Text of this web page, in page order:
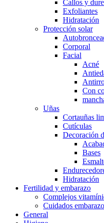
Callos y
Exfoliantes
Hidratación
Protección solar
Corporal
Facial
Acné
Con
Uñas
Cortauñas
Cutículas
Decoración
Bases
Hidratación
Fertilidad y embarazo
Complejos
Cuidados embarazo
General